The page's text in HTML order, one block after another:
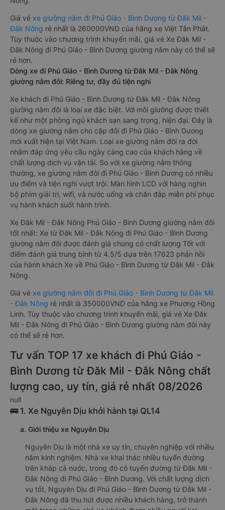
Giá vé xe giường nằm đi Phú Giáo - Bình Dương từ Đăk Mil -
Đắk Nông rẻ nhất là 260000VND của hãng xe Việt Tân Phát.
Tùy thuộc vào chương trình khuyến mãi, giá vé Xe Đăk Mil -
Đắk Nông đi Phú Giáo - Bình Dương giường nằm này có thể sẽ
rẻ hơn.
Dòng xe đi Phú Giáo - Bình Dương từ Đăk Mil - Đắk Nông
giường nằm đôi: Riêng tư, đầy đủ tiện nghi
Xe khách đi Phú Giáo - Bình Dương từ Đăk Mil - Đắk Nông
giường nằm đôi là loại xe đặc biệt. Với mỗi giường được thiết
kế như một phòng ngủ khách sạn sang trọng, hiện đại. Đây là
dòng xe giường nằm cho cặp đôi đi Phú Giáo - Bình Dương
mới xuất hiện tại Việt Nam. Loại xe giường nằm đôi ra đời
nhằm đáp ứng yêu cầu ngày càng cao của khách hàng về
chất lượng dịch vụ vận tải. So với xe giường nằm thông
thường, xe giường nằm đôi đi Phú Giáo - Bình Dương có nhiều
ưu điểm và tiện nghi vượt trội. Màn hình LCD với hàng nghìn
bộ phim giải trí, wifi, và nước uống và chăn đắp miễn phí phục
vụ hành khách suốt hành trình.
Xe Đăk Mil - Đắk Nông Phú Giáo - Bình Dương giường nằm đôi
tốt nhất: Xe từ Đăk Mil - Đắk Nông đi Phú Giáo - Bình Dương
giường nằm đôi được đánh giá chung có chất lượng Tốt với
điểm đánh giá trung bình từ 4.5/5 dựa trên 17623 phản hồi
của hành khách Xe về Phú Giáo - Bình Dương từ Đăk Mil - Đắk
Nông.
Giá vé xe giường nằm đôi đi Phú Giáo - Bình Dương từ Đăk Mil
- Đắk Nông rẻ nhất là 350000VND của hãng xe Phương Hồng
Linh. Tùy thuộc vào chương trình khuyến mãi, giá vé Xe Đăk
Mil - Đắk Nông đi Phú Giáo - Bình Dương giường nằm đôi này
có thể sẽ rẻ hơn.
Tư vấn TOP 17 xe khách đi Phú Giáo -
Bình Dương từ Đăk Mil - Đắk Nông chất
lượng cao, uy tín, giá rẻ nhất 08/2026
null
🚌 1. Xe Nguyên Dịu khởi hành tại QL14
a. Giới thiệu xe Nguyên Dịu
Nguyên Dịu là một nhà xe uy tín, chuyên nghiệp với nhiều
năm kinh nghiệm. Nhà xe khai thác nhiều tuyến đường
trên khắp cả nước, trong đó có tuyến đường từ Đăk Mil -
Đắk Nông đi Phú Giáo - Bình Dương. Với chất lượng dịch
vụ tốt, Nguyên Dịu đi Phú Giáo - Bình Dương từ Đăk Mil -
Đắk Nông đã thu hút được nhiều khách hàng, trở thành